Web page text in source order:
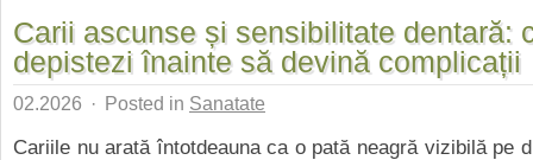
Carii ascunse și sensibilitate dentară:
depistezi înainte să devină complicații
02.2026 · Posted in Sanatate
Cariile nu arată întotdeauna ca o pată neagră vizibilă pe